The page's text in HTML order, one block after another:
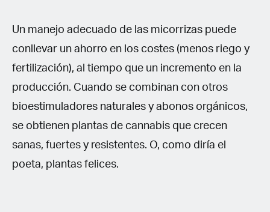
Un manejo adecuado de las micorrizas puede
conllevar un ahorro en los costes (menos riego y
fertilización), al tiempo que un incremento en la
producción. Cuando se combinan con otros
bioestimuladores naturales y abonos orgánicos,
se obtienen plantas de cannabis que crecen
sanas, fuertes y resistentes. O, como diría el
poeta, plantas felices.